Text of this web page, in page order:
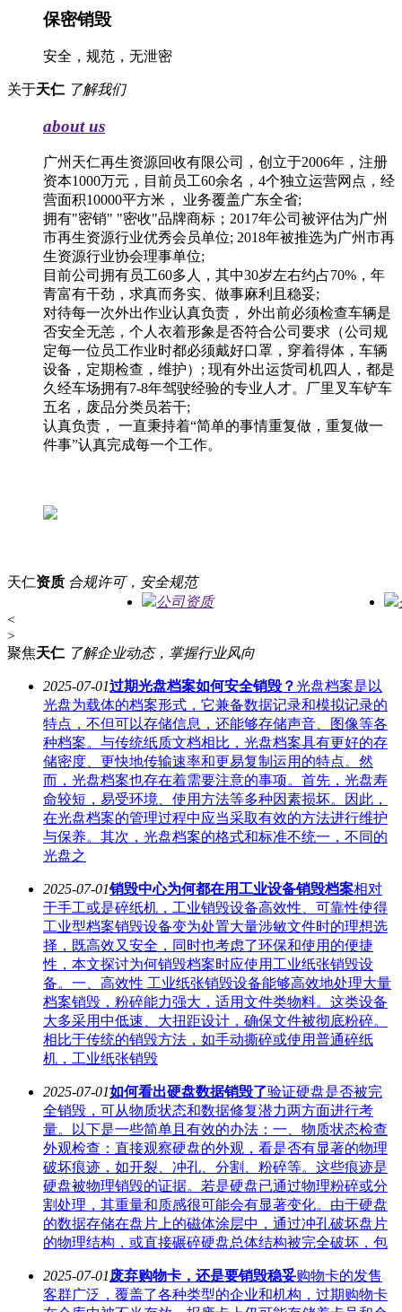
保密销毁
安全，规范，无泄密
关于天仁 了解我们
about us
广州天仁再生资源回收有限公司，创立于2006年，注册
资本1000万元，目前员工60余名，4个独立运营网点，经
营面积10000平方米， 业务覆盖广东全省;
拥有"密销" "密收"品牌商标；2017年公司被评估为广州
市再生资源行业优秀会员单位; 2018年被推选为广州市再
生资源行业协会理事单位;
目前公司拥有员工60多人，其中30岁左右约占70%，年
青富有干劲，求真而务实、做事麻利且稳妥;
对待每一次外出作业认真负责， 外出前必须检查车辆是
否安全无恙，个人衣着形象是否符合公司要求（公司规
定每一位员工作业时都必须戴好口罩，穿着得体，车辆
设备，定期检查，维护）; 现有外出运货司机四人，都是
久经车场拥有7-8年驾驶经验的专业人才。厂里叉车铲车
五名，废品分类员若干;
认真负责， 一直秉持着“简单的事情重复做，重复做一
件事”认真完成每一个工作。
天仁资质 合规许可，安全规范
公司资质
<
>
聚焦天仁 了解企业动态，掌握行业风向
2025-07-01过期光盘档案如何安全销毁？光盘档案是以
光盘为载体的档案形式，它兼备数据记录和模拟记录的
特点，不但可以存储信息，还能够存储声音、图像等各
种档案。与传统纸质文档相比，光盘档案具有更好的存
储密度、更快地传输速率和更易复制运用的特点。然
而，光盘档案也存在着需要注意的事项。首先，光盘寿
命较短，易受环境、使用方法等多种因素损坏。因此，
在光盘档案的管理过程中应当采取有效的方法进行维护
与保养。其次，光盘档案的格式和标准不统一，不同的
光盘之
2025-07-01销毁中心为何都在用工业设备销毁档案相对
于手工或是碎纸机，工业销毁设备高效性、可靠性使得
工业型档案销毁设备变为处置大量涉敏文件时的理想选
择，既高效又安全，同时也考虑了环保和使用的便捷
性，本文探讨为何销毁档案时应使用工业纸张销毁设
备。一、高效性 工业纸张销毁设备能够高效地处理大量
档案销毁，粉碎能力强大，适用文件类物料。这类设备
大多采用中低速、大扭距设计，确保文件被彻底粉碎。
相比于传统的销毁方法，如手动撕碎或使用普通碎纸
机，工业纸张销毁
2025-07-01如何看出硬盘数据销毁了验证硬盘是否被完
全销毁，可从物质状态和数据修复潜力两方面进行考
量。以下是一些简单且有效的办法：一、物质状态检查
外观检查：直接观察硬盘的外观，看是否有显著的物理
破坏痕迹，如开裂、冲孔、分割、粉碎等。这些痕迹是
硬盘被物理销毁的证据。若是硬盘已通过物理粉碎或分
割处理，其重量和质感很可能会有显著变化。由于硬盘
的数据存储在盘片上的磁体涂层中，通过冲孔破坏盘片
的物理结构，或直接碾碎硬盘总体结构被完全破坏，包
2025-07-01 废弃购物卡，还是要销毁稳妥购物卡的发售
客群广泛，覆盖了各种类型的企业和机构，过期购物卡